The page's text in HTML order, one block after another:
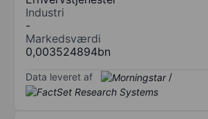
Industri
-
Markedsværdi
0,003524894bn
Data leveret af /